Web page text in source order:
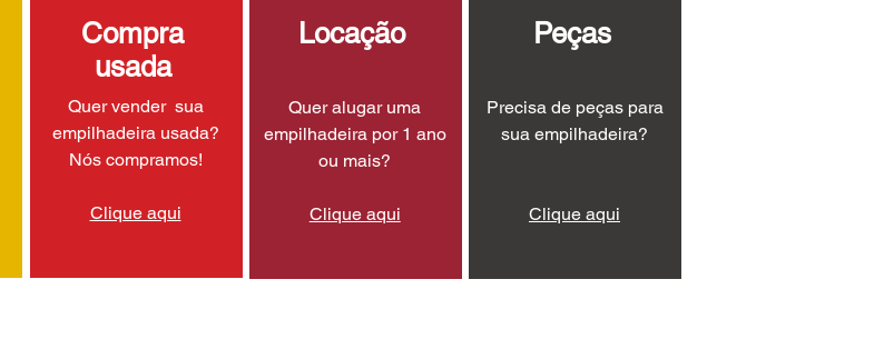
Compra
usada
Quer vender sua
empilhadeira usada?
Nós compramos!
Clique aqui
Locação
Quer alugar uma
empilhadeira por 1 ano
ou mais?
Clique aqui
Peças
Precisa de peças para
sua empilhadeira?
Clique aqui